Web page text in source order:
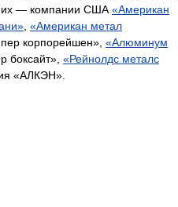
— компании США «Американ
«Американ метал
корпорейшен», «Алюминум
боксайт», «Рейнолдс металс
«АЛКЭН».